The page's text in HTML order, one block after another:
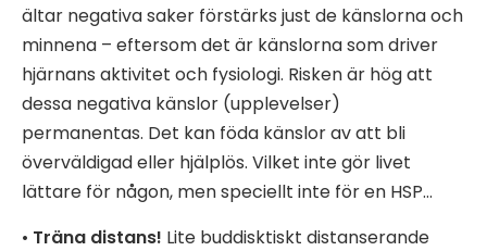
ältar negativa saker förstärks just de känslorna och
minnena – eftersom det är känslorna som driver
hjärnans aktivitet och fysiologi. Risken är hög att
dessa negativa känslor (upplevelser)
permanentas. Det kan föda känslor av att bli
överväldigad eller hjälplös. Vilket inte gör livet
lättare för någon, men speciellt inte för en HSP…
• Träna distans! Lite buddisktiskt distanserande